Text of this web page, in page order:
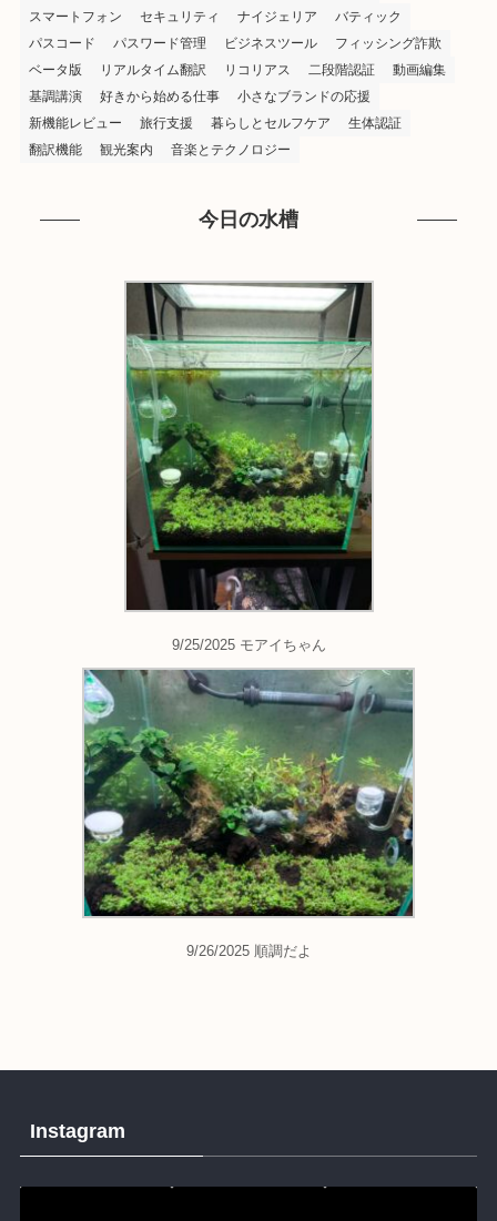
スマートフォン
セキュリティ ナイジェリア
バティック
パスコード
パスワード管理 ビジネスツール
フィッシング詐欺
ベータ版
リアルタイム翻訳 リコリアス 二段階認証
動画編集
基調講演
好きから始める仕事
小さなブランドの応援
新機能レビュー
旅行支援 暮らしとセルフケア
生体認証
翻訳機能
観光案内 音楽とテクノロジー
今日の水槽
9/25/2025 モアイちゃん
9/26/2025 順調だよ
Instagram